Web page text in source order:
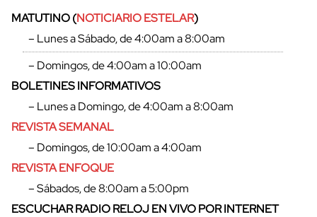
MATUTINO (NOTICIARIO ESTELAR)
– Lunes a Sábado, de 4:00am a 8:00am
– Domingos, de 4:00am a 10:00am
BOLETINES INFORMATIVOS
– Lunes a Domingo, de 4:00am a 8:00am
REVISTA SEMANAL
– Domingos, de 10:00am a 4:00am
REVISTA ENFOQUE
– Sábados, de 8:00am a 5:00pm
ESCUCHAR RADIO RELOJ EN VIVO POR INTERNET